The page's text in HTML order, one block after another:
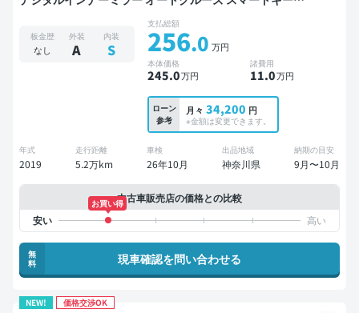
板金歴
なし
外装
A
内装
S
支払総額
256.0 万円
本体価格
245.0万円
諸費用
11.0万円
ローン
参考
月々 34,200 円
※金額は変更できます。
年式
2019
走行距離
5.2万km
車検
26年10月
出品地域
神奈川県
納期の目安
9月〜10月
中古車販売店の価格との比較
お買い得
無
料
現車確認を問い合わせる
NEW! 価格交渉OK